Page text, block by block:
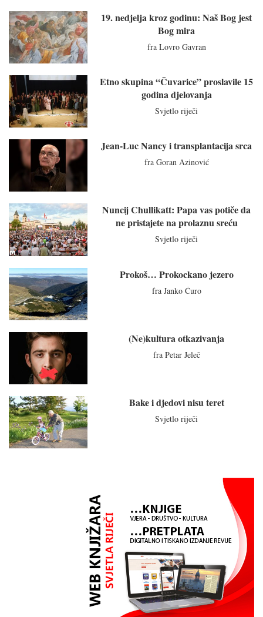
19. nedjelja kroz godinu: Naš Bog jest
Bog mira
fra Lovro Gavran
Etno skupina “Čuvarice” proslavile 15
godina djelovanja
Svjetlo riječi
Jean-Luc Nancy i transplantacija srca
fra Goran Azinović
Nuncij Chullikatt: Papa vas potiče da
ne pristajete na prolaznu sreću
Svjetlo riječi
Prokoš… Prokockano jezero
fra Janko Ćuro
(Ne)kultura otkazivanja
fra Petar Jeleč
Bake i djedovi nisu teret
Svjetlo riječi